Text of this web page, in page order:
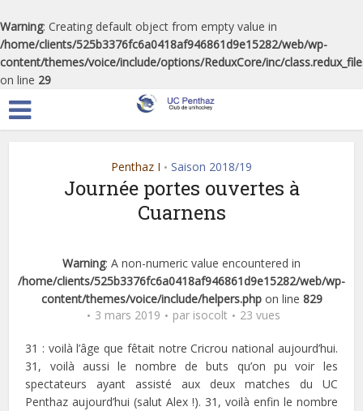
Warning: Creating default object from empty value in
/home/clients/525b3376fc6a0418af946861d9e15282/web/wp-
content/themes/voice/include/options/ReduxCore/inc/
on line 29
Penthaz I • Saison 2018/19
Journée portes ouvertes à
Cuarnens
Warning: A non-numeric value encountered in
/home/clients/525b3376fc6a0418af946861d9e15282/web/wp-
content/themes/voice/include/helpers.phpon line 829
3 mars 2019
par isocolt 23 vues
31 : voilà l’âge que fêtait notre Cricrou national aujourd’hui.
31, voilà aussi le nombre de buts qu’on pu voir les
spectateurs ayant assisté aux deux matches du UC
Penthaz aujourd’hui (salut Alex !). 31, voilà enfin le nombre